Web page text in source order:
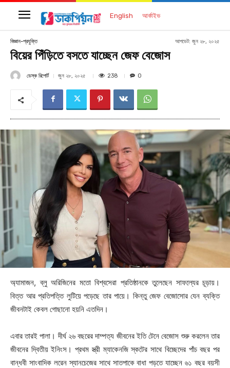
English আর্কাইভ
বিজ্ঞান-প্রযুক্তি আপডেট: জুন ২৮, ২০২৫
বিয়ের পিঁড়িতে বসতে যাচ্ছেন জেফ বেজোস
ডেস্ক রিপোর্ট জুন ২৮, ২০২৫ 238 0
অ্যামাজন, ব্লু অরিজিনের মতো বিশ্বসেরা প্রতিষ্ঠানকে তুলেছেন সাফল্যের চূড়ায়।
বিত্ত আর প্রতিপত্তি লুটিয়ে পড়েছে তার পায়ে। কিন্তু জেফ বেজোসোর যেন ব্যক্তি
জীবনটাই কেবল গোছানো হয়নি এতদিন।
এবার তারই পালা। দীর্ঘ ২৬ বছরের দাম্পত্য জীবনের ইতি টেনে বেজোস শুরু করলেন তার
জীবনের দ্বিতীয় ইনিংস। প্রথম স্ত্রী ম্যাকেনজি স্কটের সাথে বিচ্ছেদের পাঁচ বছর পর
বান্ধবী সাংবাদিক লরেন স্যানচেজের সাথে সাতপাকে বাধা পড়তে যাচ্ছেন ৬১ বছর বয়সী